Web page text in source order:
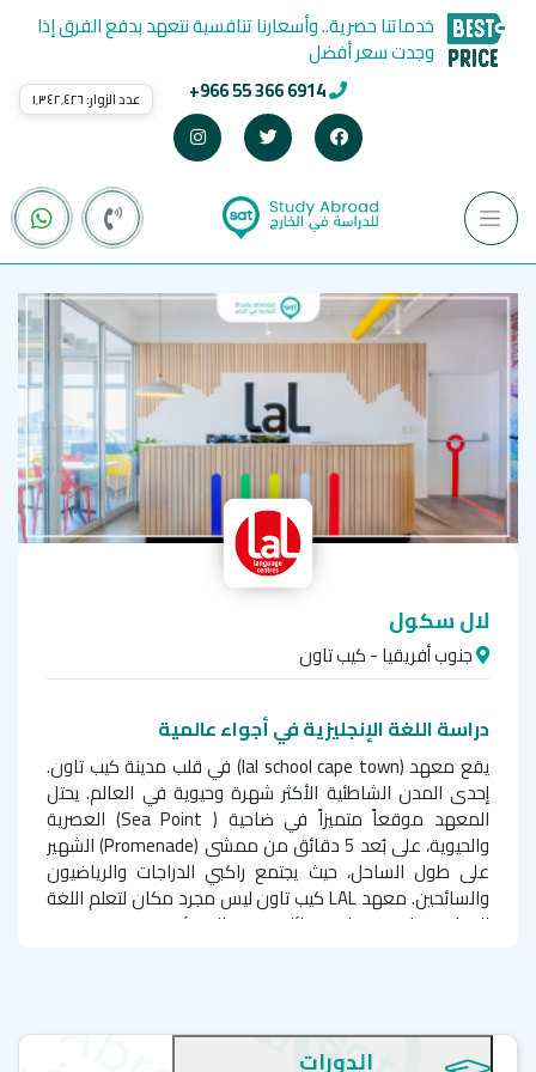
+966 55 366 6914
خدماتنا حصرية.. وأسعارنا تنافسية نتعهد بدفع الفرق إذا
وجدت سعر أفضل
عدد الزوار: ١٬٣٤٢٬٤٢٦
لال سكول
جنوب أفريقيا - كيب تاون
دراسة اللغة الإنجليزية في أجواء عالمية
يقع معهد (lal school cape town) في قلب مدينة كيب تاون.
إحدى المدن الشاطئية الأكثر شهرة وحيوية في العالم. يحتل
المعهد موقعاً متميزاً في ضاحية ( Sea Point) العصرية
والحيوية، على بُعد 5 دقائق من ممشى ( Promenade) الشهير
على طول الساحل، حيث يجتمع راكبي الدراجات والرياضيون
والسائحين. معهدLALكيب تاون ليس مجرد مكان لتعلم اللغة
الإنجليزية؛ إنه موطن وعائلة توفر لك بيئة ترحيبية ومجتمع
الحياة.
الدورات